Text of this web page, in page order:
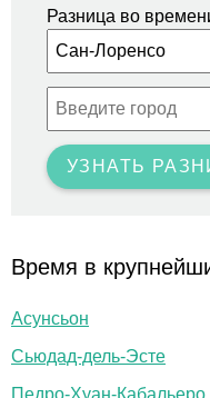
Разница во
УЗНАТЬ
Время в
Асунсьон
Сьюдад-дель-Эсте
Педро-Хуан-Кабальеро